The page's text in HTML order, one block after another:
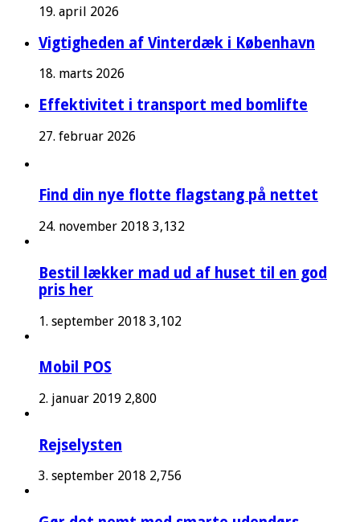
19. april 2026
Vigtigheden af Vinterdæk i København
18. marts 2026
Effektivitet i transport med bomlifte
27. februar 2026
Find din nye flotte flagstang på nettet
24. november 2018 3,132
Bestil lækker mad ud af huset til en god
pris her
1. september 2018 3,102
Mobil POS
2. januar 2019 2,800
Rejselysten
3. september 2018 2,756